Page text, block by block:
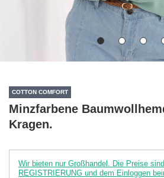
COTTON COMFORT
Minzfarbene
Kragen.
Wir bieten nur Großhandel. Die Preise
REGISTRIERUNG und dem Einloggen